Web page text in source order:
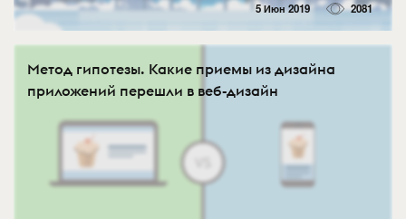
5 Июн 2019 2081
Метод гипотезы. Какие приемы из дизайна
приложений перешли в веб-дизайн